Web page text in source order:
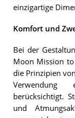
einzigartige
Komfort und
Bei der
Moon Mission
die Prinzipien
Verwendung
berücksichtigt.
und